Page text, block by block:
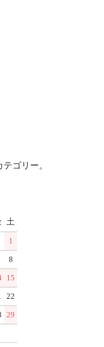
ゴリー。
土
1
8
15
22
29